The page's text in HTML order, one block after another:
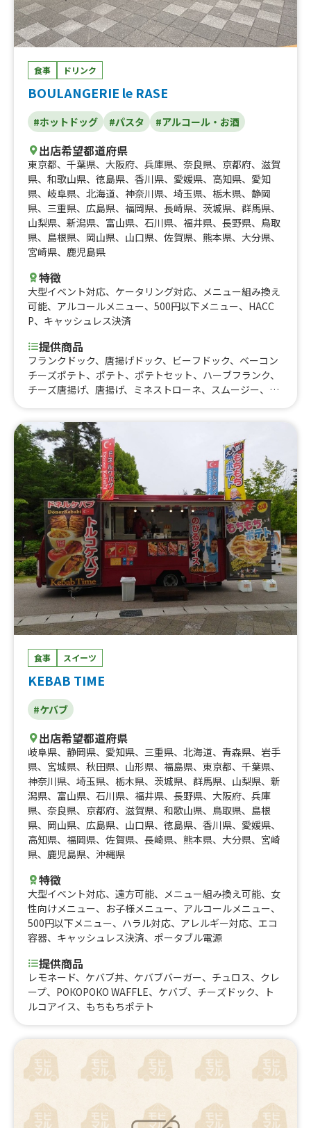
食事 ドリンク
BOULANGERIE le RASE
#ホットドッグ #パスタ #アルコール・お酒
出店希望都道府県
東京都、 千葉県、 大阪府、 兵庫県、 奈良県、 京都府、 滋賀
県、 和歌山県、 徳島県、 香川県、 愛媛県、 高知県、 愛知
県、 岐阜県、 北海道、 神奈川県、 埼玉県、 栃木県、 静岡
県、 三重県、 広島県、 福岡県、 長崎県、 茨城県、 群馬県、
山梨県、 新潟県、 富山県、 石川県、 福井県、 長野県、 鳥取
県、 島根県、 岡山県、 山口県、 佐賀県、 熊本県、 大分県、
宮崎県、 鹿児島県
特徴
大型イベント対応、 ケータリング対応、
メニュー組み換え
可能、 アルコールメニュー、 500円以下メニュー、 HACC
P、 キャッシュレス決済
提供商品
フランクドック、唐揚げドック、ビーフドック、ベーコン
チーズポテト、ポテト、ポテトセット、ハーブフランク、
チーズ唐揚げ、唐揚げ、ミネストローネ、スムージー、レ
き氷、かき氷、たこ焼き(７個入り)
食事 スイーツ
KEBAB TIME
#ケバブ
出店希望都道府県
岐阜県、 静岡県、 愛知県、 三重県、 北海道、 青森県、 岩手
県、 宮城県、 秋田県、 山形県、 福島県、 東京都、 千葉県、
神奈川県、 埼玉県、 栃木県、 茨城県、 群馬県、 山梨県、 新
潟県、 富山県、 石川県、 福井県、 長野県、 大阪府、 兵庫
県、 奈良県、 京都府、 滋賀県、 和歌山県、 鳥取県、 島根
県、 岡山県、 広島県、 山口県、 徳島県、 香川県、 愛媛県、
高知県、 福岡県、 佐賀県、 長崎県、 熊本県、 大分県、 宮崎
県、 鹿児島県、 沖縄県
特徴
大型イベント対応、 遠方可能、 メニュー組み換え可能、 女
性向けメニュー、 お子様メニュー、 アルコールメニュー、
500円以下メニュー、 ハラル対応、 アレルギー対応、 エコ
容器、 キャッシュレス決済、 ポータブル電源
提供商品
レモネード、ケバブ丼、ケバブバーガー、チュロス、クレ
ープ、РОКОРОКО WAFFLE、ケバブ、チーズドック、ト
ルコアイス、もちもちポテト